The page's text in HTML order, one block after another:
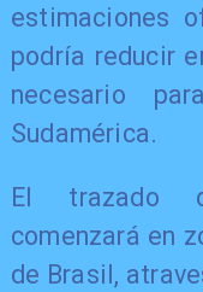
estimaciones
podría reducir
necesario
Sudamérica.
El trazado
comenzará en
de Brasil,